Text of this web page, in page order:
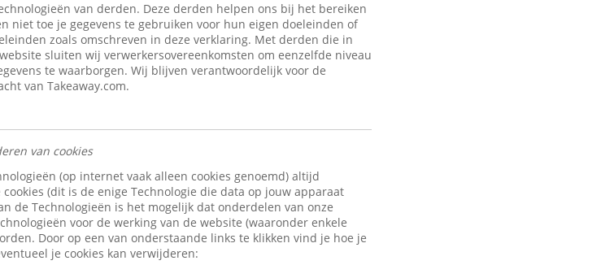
van derden. Deze derden helpen ons bij het bereiken
niet toe je gegevens te gebruiken voor hun eigen doeleinden of
zoals omschreven in deze verklaring. Met derden die in
sluiten wij verwerkersovereenkomsten om eenzelfde niveau
te waarborgen. Wij blijven verantwoordelijk voor de
van Takeaway.com.
van cookies
(op internet vaak alleen cookies genoemd) altijd
(dit is de enige Technologie die data op jouw apparaat
de Technologieën is het mogelijk dat onderdelen van onze
voor de werking van de website (waaronder enkele
Door op een van onderstaande links te klikken vind je hoe je
je cookies kan verwijderen: